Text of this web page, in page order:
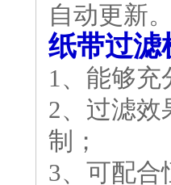
自动更新
纸带过滤
1、能够
2、过滤效
制；
3、可配合